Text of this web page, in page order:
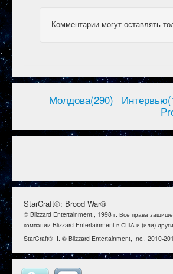
Комментарии могут оставлять
Молдова(290)
StarCraft®: Brood War®
© Blizzard Entertainment., 1998 г. Все права
компании Blizzard Entertainment в США и (или)
StarCraft® II. © Blizzard Entertainment, Inc., 2010-